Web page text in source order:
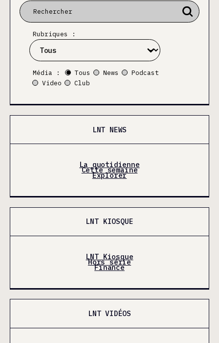
Rubriques :
Média : Tous News
Podcast
Video
Club
LNT NEWS
La quotidienne
Cette semaine
Explorer
LNT KIOSQUE
LNT Kiosque
Hors série
Finance
LNT VIDÉOS